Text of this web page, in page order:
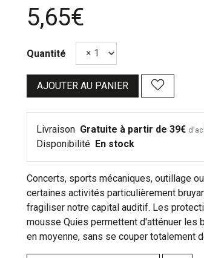
5,65€
Quantité
AJOUTER AU PANIER
Livraison Gratuite à partir de 39€
Disponibilité En stock
Concerts, sports mécaniques, outillage
certaines activités particulièrement
fragiliser notre capital auditif. Les
mousse Quies permettent d'atténuer les
en moyenne, sans se couper totalement